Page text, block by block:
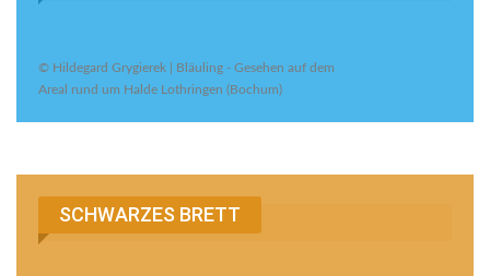
© Hildegard Grygierek | Bläuling - Gesehen auf dem
Areal rund um Halde Lothringen (Bochum)
SCHWARZES BRETT